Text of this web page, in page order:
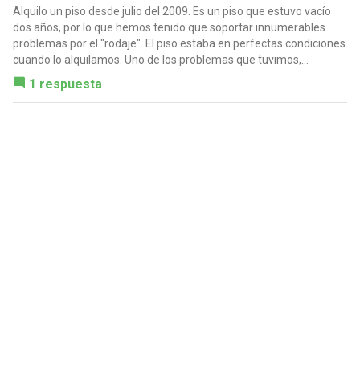
Alquilo un piso desde julio del 2009. Es un piso que estuvo vacío
dos años, por lo que hemos tenido que soportar innumerables
problemas por el "rodaje". El piso estaba en perfectas condiciones
cuando lo alquilamos. Uno de los problemas que tuvimos,...
1 respuesta